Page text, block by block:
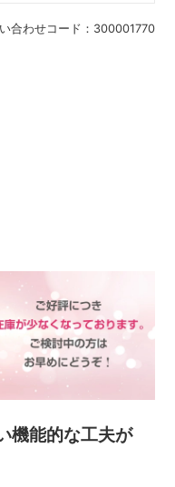
合わせコード： 300001770
機能的な工夫が